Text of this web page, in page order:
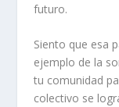
futuro.
Siento que esa
ejemplo de la
tu comunidad
colectivo se